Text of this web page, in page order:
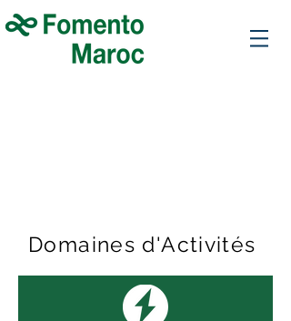
Domaines d'Activités